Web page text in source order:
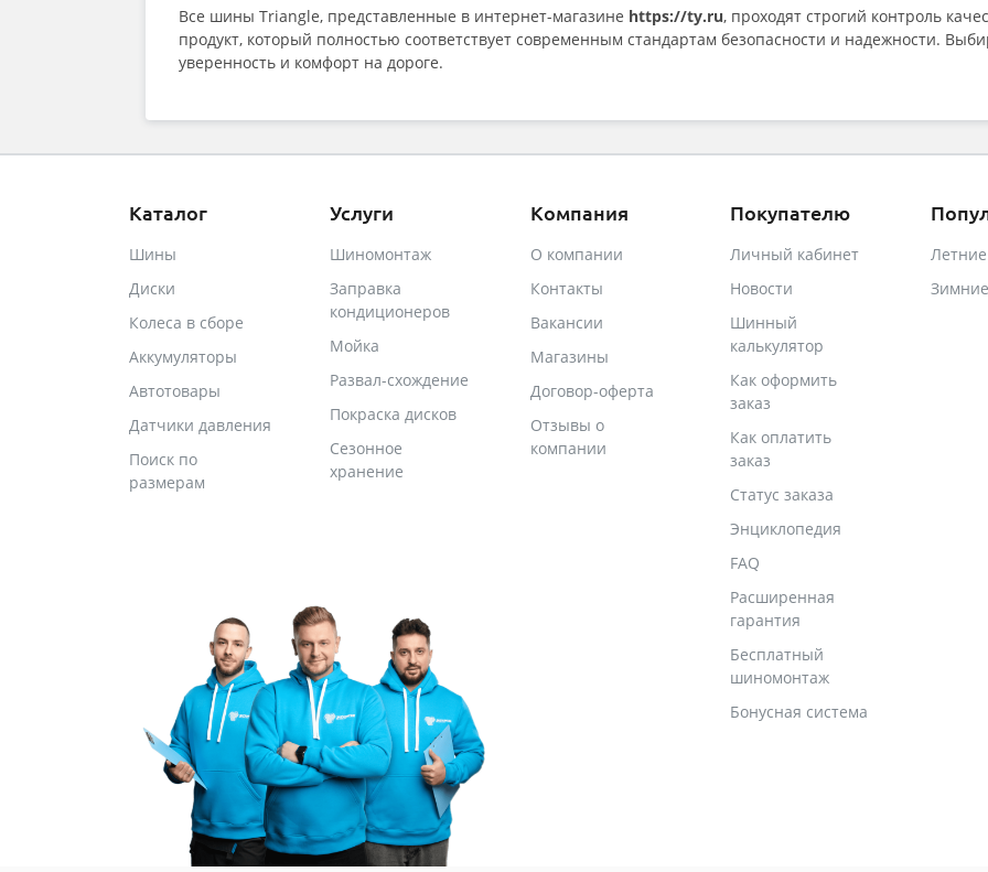
Все шины Triangle, представленные в интернет-магазине https://ty.ru, проходят строгий контроль
продукт, который полностью соответствует современным стандартам безопасности и надежности.
уверенность и комфорт на дороге.
Каталог
Шины
Диски
Колеса в сборе
Аккумуляторы
Автотовары
Датчики давления
Поиск по
размерам
Услуги
Шиномонтаж
Заправка
кондиционеров
Мойка
Развал-схождение
Покраска дисков
Сезонное
хранение
Компания
О компании
Контакты
Вакансии
Магазины
Договор-оферта
Отзывы о
компании
Покупателю
Личный кабинет
Новости
Шинный
калькулятор
Как оформить
заказ
Как оплатить
заказ
Статус заказа
Энциклопедия
FAQ
Расширенная
гарантия
Бесплатный
шиномонтаж
Бонусная система